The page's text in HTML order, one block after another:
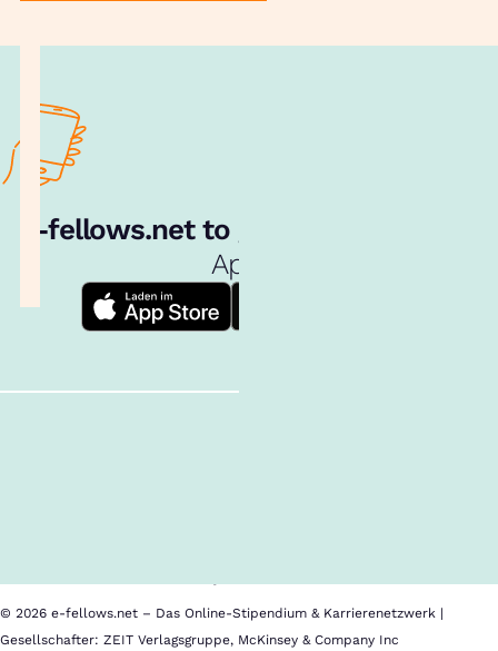
e‑fellows.net to go:
App!
© 2026 e-fellows.net – Das Online-Stipendium & Karrierenetzwerk |
Gesellschafter: ZEIT Verlagsgruppe, McKinsey & Company Inc